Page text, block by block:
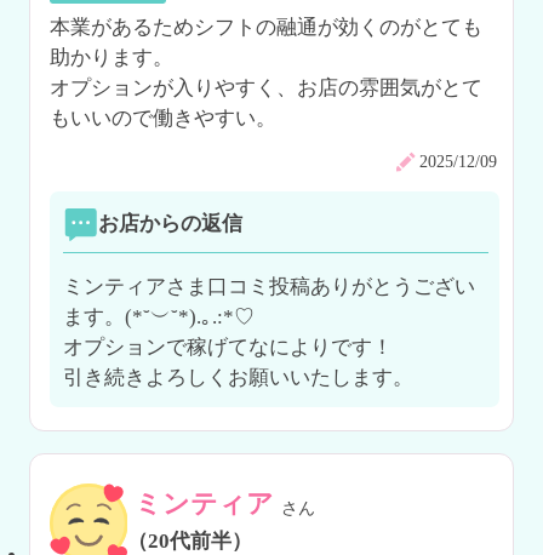
本業があるためシフトの融通が効くのがとても
助かります。
オプションが入りやすく、お店の雰囲気がとて
もいいので働きやすい。
2025/12/09
お店からの返信
ミンティアさま口コミ投稿ありがとうござい
ます。(*˘︶˘*).｡.:*♡
オプションで稼げてなによりです！
引き続きよろしくお願いいたします。
ミンティア さん
（20代前半）